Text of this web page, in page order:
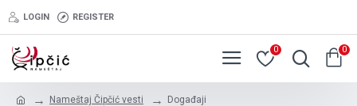
LOGIN REGISTER
0 0
Nameštaj Čipčić vesti Događaji